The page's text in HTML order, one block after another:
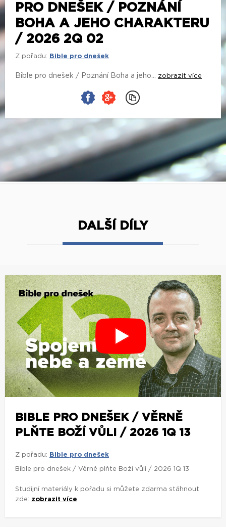
PRO DNEŠEK / POZNÁNÍ
BOHA A JEHO CHARAKTERU
/ 2026 2Q 02
Z pořadu: Bible pro dnešek
Bible pro dnešek / Poznání Boha a jeho... zobrazit více
DALŠÍ DÍLY
BIBLE PRO DNEŠEK / VĚRNĚ
PLŇTE BOŽÍ VŮLI / 2026 1Q 13
Z pořadu: Bible pro dnešek
Bible pro dnešek / Věrně plňte Boží vůli / 2026 1Q 13
Studijní materiály k pořadu si můžete zdarma stáhnout
zde: zobrazit více